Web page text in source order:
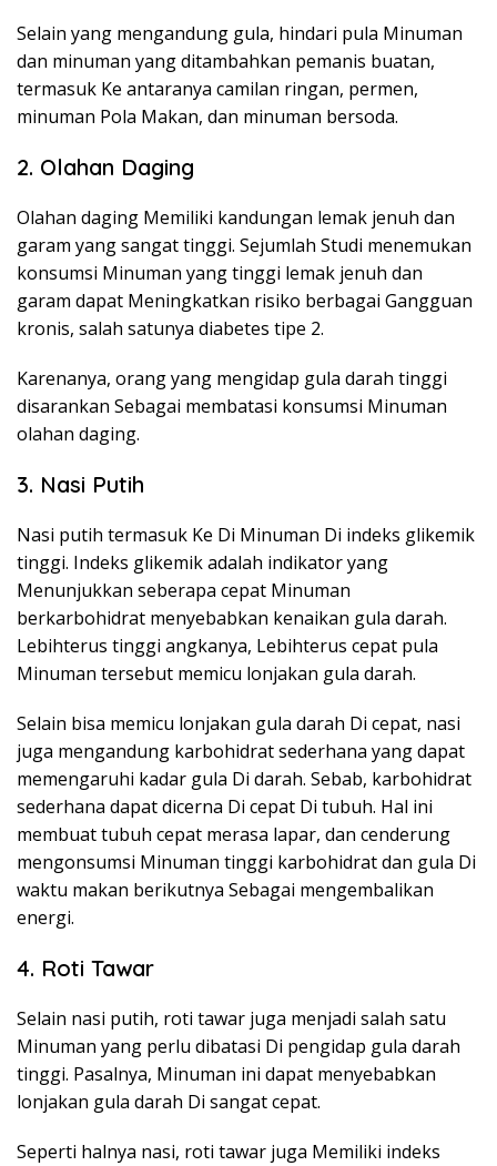
Selain yang mengandung gula, hindari pula Minuman
dan minuman yang ditambahkan pemanis buatan,
termasuk Ke antaranya camilan ringan, permen,
minuman Pola Makan, dan minuman bersoda.
2. Olahan Daging
Olahan daging Memiliki kandungan lemak jenuh dan
garam yang sangat tinggi. Sejumlah Studi menemukan
konsumsi Minuman yang tinggi lemak jenuh dan
garam dapat Meningkatkan risiko berbagai Gangguan
kronis, salah satunya diabetes tipe 2.
Karenanya, orang yang mengidap gula darah tinggi
disarankan Sebagai membatasi konsumsi Minuman
olahan daging.
3. Nasi Putih
Nasi putih termasuk Ke Di Minuman Di indeks glikemik
tinggi. Indeks glikemik adalah indikator yang
Menunjukkan seberapa cepat Minuman
berkarbohidrat menyebabkan kenaikan gula darah.
Lebihterus tinggi angkanya, Lebihterus cepat pula
Minuman tersebut memicu lonjakan gula darah.
Selain bisa memicu lonjakan gula darah Di cepat, nasi
juga mengandung karbohidrat sederhana yang dapat
memengaruhi kadar gula Di darah. Sebab, karbohidrat
sederhana dapat dicerna Di cepat Di tubuh. Hal ini
membuat tubuh cepat merasa lapar, dan cenderung
mengonsumsi Minuman tinggi karbohidrat dan gula Di
waktu makan berikutnya Sebagai mengembalikan
energi.
4. Roti Tawar
Selain nasi putih, roti tawar juga menjadi salah satu
Minuman yang perlu dibatasi Di pengidap gula darah
tinggi. Pasalnya, Minuman ini dapat menyebabkan
lonjakan gula darah Di sangat cepat.
Seperti halnya nasi, roti tawar juga Memiliki indeks